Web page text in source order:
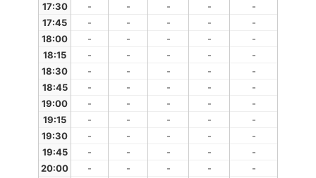
17:30
- - - -
-
17:45
- - - -
-
18:00
- - - -
-
18:15
- - - -
-
18:30
- - - -
-
18:45
- - - -
-
19:00
- - - -
-
19:15
- - - -
-
19:30
- - - -
-
19:45
- - - -
-
20:00
- - - -
-